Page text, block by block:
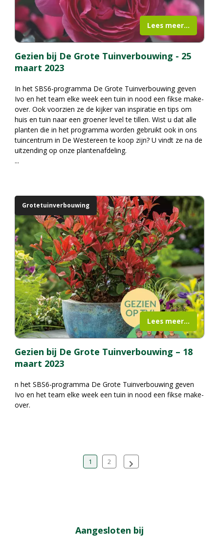
Gezien bij De Grote Tuinverbouwing - 25
maart 2023
In het SBS6-programma De Grote Tuinverbouwing geven
Ivo en het team elke week een tuin in nood een fikse make-
over. Ook voorzien ze de kijker van inspiratie en tips om
huis en tuin naar een groener level te tillen. Wist u dat alle
planten die in het programma worden gebruikt ook in ons
tuincentrum in De Westereen te koop zijn? U vindt ze na de
uitzending op onze plantenafdeling.
...
Lees meer...
Gezien bij De Grote Tuinverbouwing – 18
maart 2023
Grotetuinverbouwing
n het SBS6-programma De Grote Tuinverbouwinggeven
Ivo en het team elke week een tuin in nood een fikse make-
over.
Lees meer...
1 2
Aangesloten bij